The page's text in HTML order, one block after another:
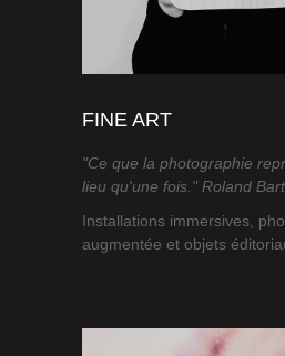
FINE ART
"Ce que la photographie
lieu qu'une fois." Roland
Installations immersives,
augmentée et objets